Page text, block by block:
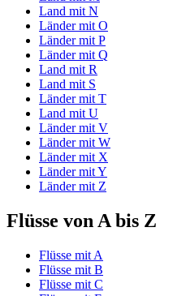
Land mit N
Länder mit O
Länder mit P
Länder mit Q
Land mit R
Land mit S
Länder mit T
Land mit U
Länder mit V
Länder mit W
Länder mit X
Länder mit Y
Länder mit Z
Flüsse von A bis Z
Flüsse mit A
Flüsse mit B
Flüsse mit C